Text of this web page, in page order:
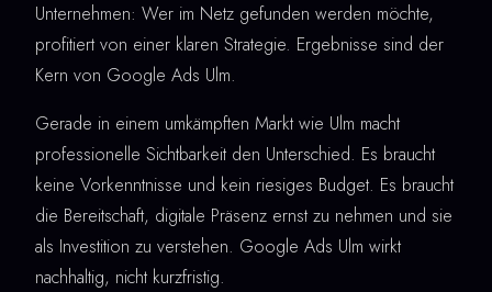
Unternehmen: Wer im Netz gefunden werden möchte,
profitiert von einer klaren Strategie. Ergebnisse sind der
Kern von Google Ads Ulm.
Gerade in einem umkämpften Markt wie Ulm macht
professionelle Sichtbarkeit den Unterschied. Es braucht
keine Vorkenntnisse und kein riesiges Budget. Es braucht
die Bereitschaft, digitale Präsenz ernst zu nehmen und sie
als Investition zu verstehen. Google Ads Ulm wirkt
nachhaltig, nicht kurzfristig.